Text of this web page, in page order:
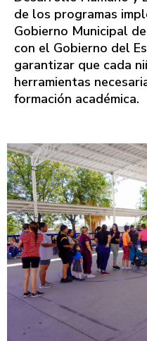
de los programas
Gobierno Municipal
con el Gobierno del
garantizar que cada
herramientas
formación académica.